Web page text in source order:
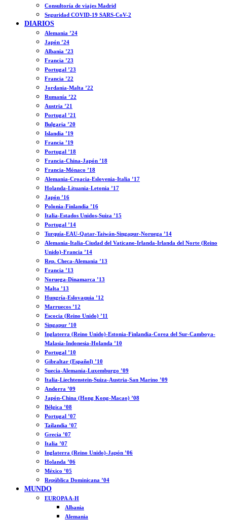
Consultoría de viajes Madrid
Seguridad COVID-19 SARS-CoV-2
DIARIOS
Alemania ’24
Japón ’24
Albania ’23
Francia ’23
Portugal ’23
Francia ’22
Jordania-Malta ’22
Rumanía ’22
Austria ’21
Portugal ’21
Bulgaria ’20
Islandia ’19
Francia ’19
Portugal ’18
Francia-China-Japón ’18
Francia-Mónaco ’18
Alemania-Croacia-Eslovenia-Italia ’17
Holanda-Lituania-Letonia ’17
Japón ’16
Polonia-Finlandia ’16
Italia-Estados Unidos-Suiza ’15
Portugal ’14
Turquía-EAU-Qatar-Taiwán-Singapur-Noruega ’14
Alemania-Italia-Ciudad del Vaticano-Irlanda-Irlanda del Norte (Reino
Unido)-Francia ’14
Rep. Checa-Alemania ’13
Francia ’13
Noruega-Dinamarca ’13
Malta ’13
Hungría-Eslovaquia ’12
Marruecos ’12
Escocia (Reino Unido) ’11
Singapur ’10
Inglaterra (Reino Unido)-Estonia-Finlandia-Corea del Sur-Camboya-
Malasia-Indonesia-Holanda ’10
Portugal ’10
Gibraltar (Español) ’10
Suecia-Alemania-Luxemburgo ’09
Italia-Liechtenstein-Suiza-Austria-San Marino ’09
Andorra ’09
Japón-China (Hong Kong-Macao) ’08
Bélgica ’08
Portugal ’07
Tailandia ’07
Grecia ’07
Italia ’07
Inglaterra (Reino Unido)-Japón ’06
Holanda ’06
México ’05
República Dominicana ’04
MUNDO
EUROPA A-H
Albania
Alemania